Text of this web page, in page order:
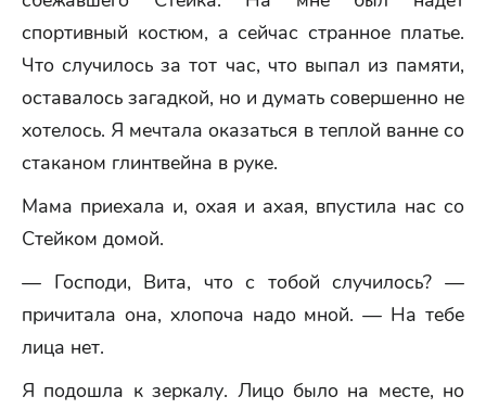
спортивный костюм, а сейчас странное платье.
Что случилось за тот час, что выпал из памяти,
оставалось загадкой, но и думать совершенно не
хотелось. Я мечтала оказаться в теплой ванне со
стаканом глинтвейна в руке.
Мама приехала и, охая и ахая, впустила нас со
Стейком домой.
— Господи, Вита, что с тобой случилось? —
причитала она, хлопоча надо мной. — На тебе
лица нет.
Я подошла к зеркалу. Лицо было на месте, но